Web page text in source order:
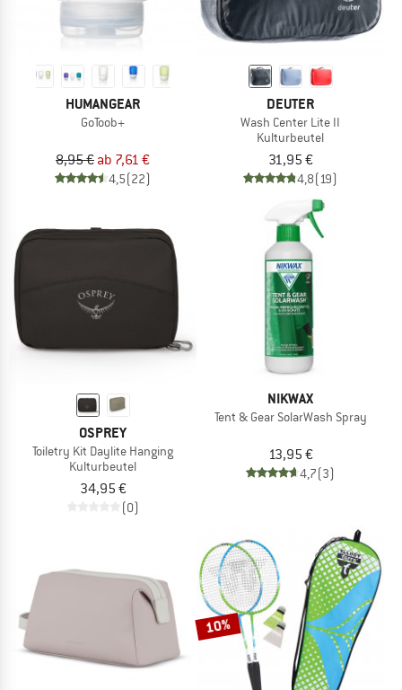
HUMANGEAR
GoToob+
8,95 € ab 7,61 €
4,5(22)
DEUTER
Wash Center Lite II
Kulturbeutel
31,95 €
4,8(19)
OSPREY
Toiletry Kit Daylite Hanging
Kulturbeutel
34,95 €
(0)
NIKWAX
Tent & Gear SolarWash Spray
13,95 €
4,7(3)
10%